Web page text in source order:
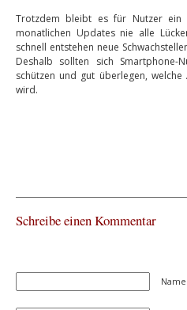
Trotzdem bleibt es für Nutzer ein
monatlichen Updates nie alle
schnell entstehen neue
Deshalb sollten sich Smartphone-
schützen und gut überlegen,
wird.
Schreibe einen Kommentar